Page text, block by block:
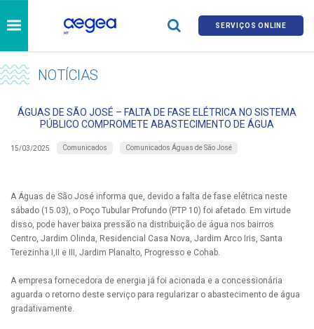
SERVIÇOS ONLINE
NOTÍCIAS
ÁGUAS DE SÃO JOSÉ – FALTA DE FASE ELÉTRICA NO SISTEMA
PÚBLICO COMPROMETE ABASTECIMENTO DE ÁGUA
15/03/2025 Comunicados Comunicados Águas de São José
A Águas de São José informa que, devido a falta de fase elétrica neste
sábado (15.03), o Poço Tubular Profundo (PTP 10) foi afetado. Em virtude
disso, pode haver baixa pressão na distribuição de água nos bairros
Centro, Jardim Olinda, Residencial Casa Nova, Jardim Arco Iris, Santa
Terezinha I,II e III, Jardim Planalto, Progresso e Cohab.
A empresa fornecedora de energia já foi acionada e a concessionária
aguarda o retorno deste serviço para regularizar o abastecimento de água
gradativamente.